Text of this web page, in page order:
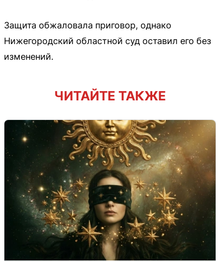
Защита обжаловала приговор, однако
Нижегородский областной суд оставил его без
изменений.
ЧИТАЙТЕ ТАКЖЕ